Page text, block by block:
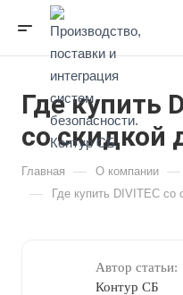
Где купить
со скидкой
Главная — О компании —
— Где купить DIVITEC со
Автор статьи:
Контур СБ